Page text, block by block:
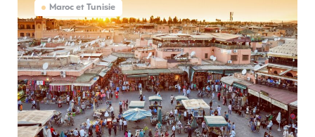
Maroc et Tunisie